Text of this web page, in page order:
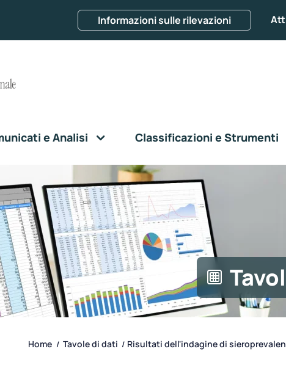
Informazioni sulle rilevazioni
e Analisi Classificazioni e Strumenti
Home / Tavole di dati / Risultati dell'indagine di